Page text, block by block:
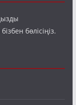
бөлісіңіз.